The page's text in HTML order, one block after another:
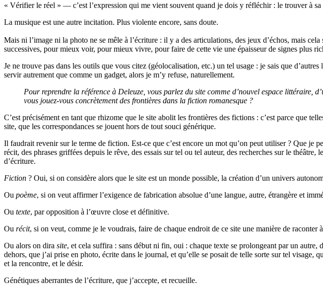
« Vérifier le réel » — c’est l’expression qui me vient souvent quand je dois y réfléchir : le trouver à
La musique est une autre incitation. Plus violente encore, sans doute.
Mais ni l’image ni la photo ne se mêle à l’écriture : il y a des articulations, des jeux d’échos, mais
successives, pour mieux voir, pour mieux vivre, pour faire de cette vie une épaisseur de signes plus
Je ne trouve pas dans les outils que vous citez (géolocalisation, etc.) un tel usage : je sais que
servir autrement que comme un gadget, alors je m’y refuse, naturellement.
Pour reprendre la référence à Deleuze, vous parlez du site comme d’nouvel espace littéraire,
vous jouez-vous concrètement des frontières dans la fiction romanesque ?
C’est précisément en tant que rhizome que le site abolit les frontières des fictions : c’est parce que
site, que les correspondances se jouent hors de tout souci générique.
Il faudrait revenir sur le terme de fiction. Est-ce que c’est encore un mot qu’on peut utiliser ? Que je
récit, des phrases griffées depuis le rêve, des essais sur tel ou tel auteur, des recherches sur le
d’écriture.
Fiction ? Oui, si on considère alors que le site est un monde possible, la création d’un univers
Ou poème, si on veut affirmer l’exigence de fabrication absolue d’une langue, autre, étrangère et
Ou texte, par opposition à l’œuvre close et définitive.
Ou récit, si on veut, comme je le voudrais, faire de chaque endroit de ce site une manière de
Ou alors on dira site, et cela suffira : sans début ni fin, oui : chaque texte se prolongeant par un
dehors, que j’ai prise en photo, écrite dans le journal, et qu’elle se posait de telle sorte sur tel
et la rencontre, et le désir.
Génétiques aberrantes de l’écriture, que j’accepte, et recueille.